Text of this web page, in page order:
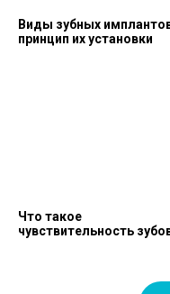
Виды зубных
принцип их установки
Что такое
чувствительность